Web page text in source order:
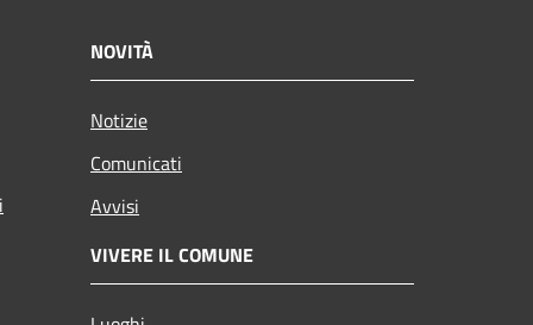
NOVITÀ
Notizie
Comunicati
Avvisi
VIVERE IL COMUNE